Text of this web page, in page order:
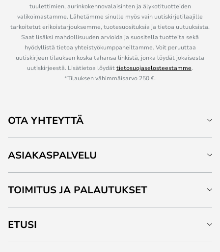
tuulettimien, aurinkokennovalaisinten ja älykotituotteiden
valikoimastamme. Lähetämme sinulle myös vain uutiskirjetilaajille
tarkoitetut erikoistarjouksemme, tuotesuosituksia ja tietoa uutuuksista.
Saat lisäksi mahdollisuuden arvioida ja suositella tuotteita sekä
hyödyllistä tietoa yhteistyökumppaneiltamme. Voit peruuttaa
uutiskirjeen tilauksen koska tahansa linkistä, jonka löydät jokaisesta
uutiskirjeestä. Lisätietoa löydättietosuojaselosteestamme.
*Tilauksen vähimmäisarvo 250 €.
OTA YHTEYTTÄ
ASIAKASPALVELU
TOIMITUS JA PALAUTUKSET
ETUSI